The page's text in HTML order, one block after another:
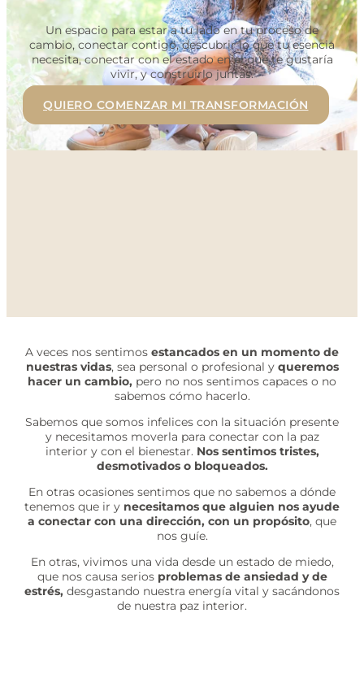
Un espacio para estar a tu lado en tu proceso de
cambio, conectar contigo, descubrir lo que tu esencia
necesita, conectar con el estado en el que te gustaría
vivir, y construirlo juntas.
QUIERO COMENZAR MI TRANSFORMACIÓN
A veces nos sentimos estancados en un momento de
nuestras vidas, sea personal o profesional y queremos
hacer un cambio, pero no nos sentimos capaces o no
sabemos cómo hacerlo.
Sabemos que somos infelices con la situación presente
y necesitamos moverla para conectar con la paz
interior y con el bienestar. Nos sentimos tristes,
desmotivados o bloqueados.
En otras ocasiones sentimos que no sabemos a dónde
tenemos que ir y necesitamos que alguien nos ayude
a conectar con una dirección, con un propósito, que
nos guíe.
En otras, vivimos una vida desde un estado de miedo,
que nos causa serios problemas de ansiedad y de
estrés, desgastando nuestra energía vital y sacándonos
de nuestra paz interior.